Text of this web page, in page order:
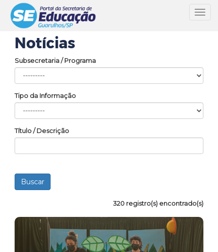
Notícias
Subsecretaria / Programa
Tipo da Informação
Título / Descrição
320 registro(s) encontrado(s)